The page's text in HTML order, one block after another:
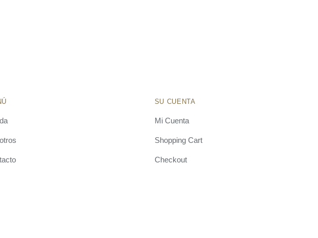
SU CUENTA
Mi Cuenta
Shopping Cart
Checkout